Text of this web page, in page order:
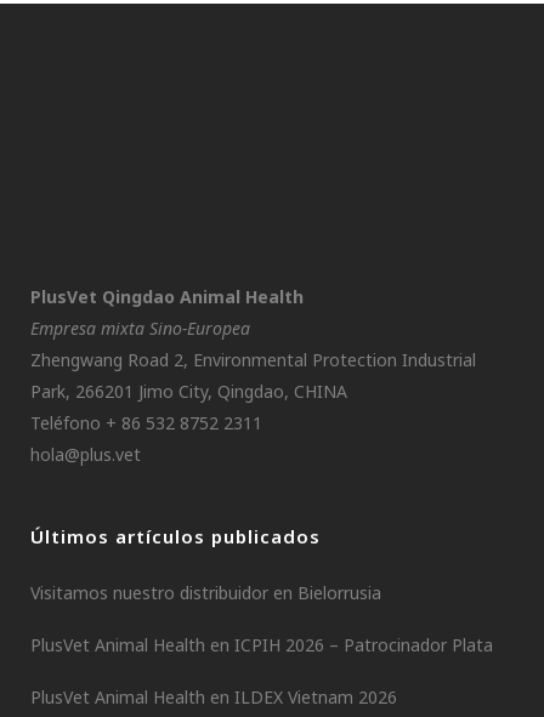
PlusVet Qingdao Animal Health
Empresa mixta Sino-Europea
Zhengwang Road 2, Environmental Protection Industrial
Park, 266201 Jimo City, Qingdao, CHINA
Teléfono + 86 532 8752 2311
hola@plus.vet
Últimos artículos publicados
Visitamos nuestro distribuidor en Bielorrusia
PlusVet Animal Health en ICPIH 2026 – Patrocinador Plata
PlusVet Animal Health en ILDEX Vietnam 2026